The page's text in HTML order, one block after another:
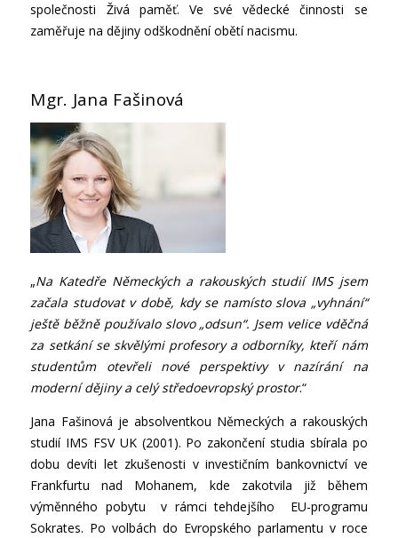
společnosti Živá paměť. Ve své vědecké činnosti se
zaměřuje na dějiny odškodnění obětí nacismu.
Mgr. Jana Fašinová
„Na Katedře Německých a rakouských studií IMS jsem
začala studovat v době, kdy se namísto slova „vyhnání“
ještě běžně používalo slovo „odsun“. Jsem velice vděčná
za setkání se skvělými profesory a odborníky, kteří nám
studentům otevřeli nové perspektivy v nazírání na
moderní dějiny a celý středoevropský prostor.“
Jana Fašinová je absolventkou Německých a rakouských
studií IMS FSV UK (2001). Po zakončení studia sbírala po
dobu devíti let zkušenosti v investičním bankovnictví ve
Frankfurtu nad Mohanem, kde zakotvila již během
výměnného pobytu v rámci tehdejšího EU-programu
Sokrates. Po volbách do Evropského parlamentu v roce